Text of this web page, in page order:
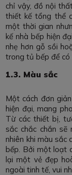
chỉ vậy, đồ nội
thiết kế tổng thể
một thời gian
kế nhà bếp hiện
nhẹ hơn gỗ sồi
trong tủ bếp để có
1.3. Màu sắc
Một cách đơn
hiện đại, mang
Từ các thiết bị,
sắc chắc chắn
nhiên khi màu sắc
bếp. Bởi một loạt
lại một vẻ đẹp
ngoài tinh tế, vui